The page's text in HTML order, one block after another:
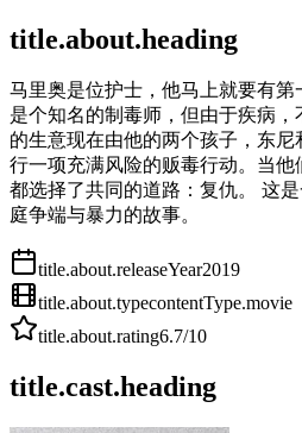
title.about.heading
马里奥是位护士，他马上就要有第
是个知名的制毒师，但由于疾病
的生意现在由他的两个孩子，东
行一项充满风险的贩毒行动。当
都选择了共同的道路：复仇。 这
庭争端与暴力的故事。
title.about.releaseYear2019
title.about.typecontentType.movie
title.about.rating6.7/10
title.cast.heading